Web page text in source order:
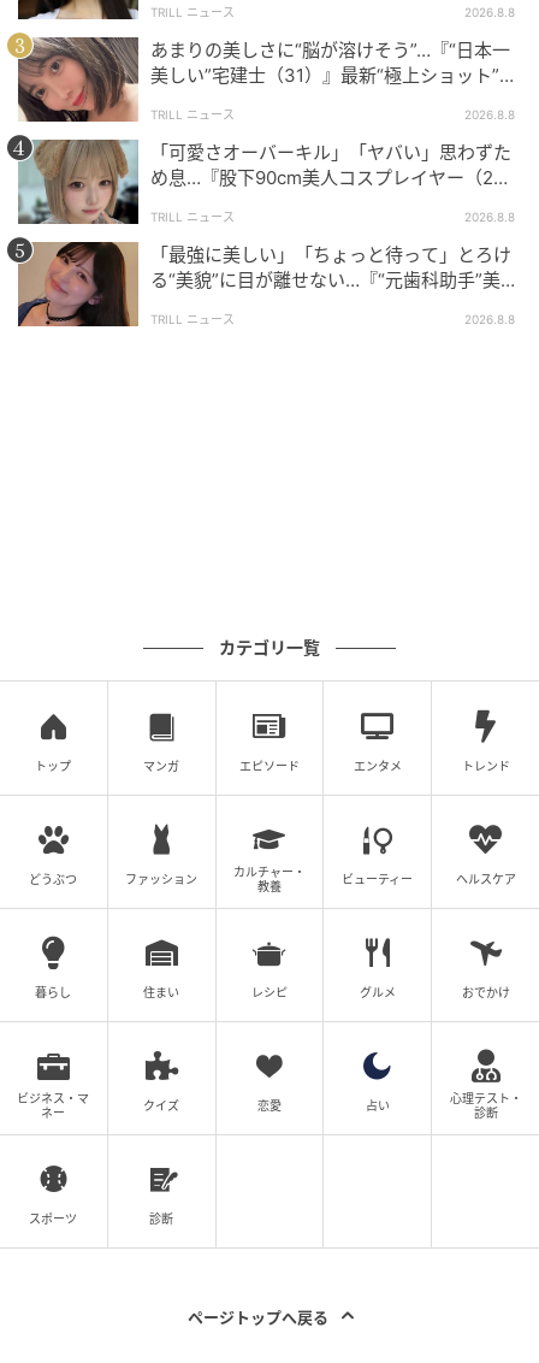
真島さんの投稿には、ファンから「素敵な景色ありが
とう」「本物ですか？CGみたい！」などのコメントが
寄せられました。
グランドキャニオンでの複数ショットを披露したこと
から、「なおみさんにグランドキャニオンをガイドし
てもらっているみたい」という声も見られました。
一方で、「いつも美しい」など真島さんのスタイルの
良さを絶賛する声も目立ちました。真島さんと絶景の
共演に「モデル、衣装、自然界、三位一体」と興奮す
@naomi_majima
び、読者モデルとしても活動していた。2018年にデビ
ューを果たすと、ドール系の端正なルックと華やかさ
で瞬く間に注目を集める。
ラジオ番組で「令和の愛人」と呼ばれたことをきっか
けに話題となり数々の雑誌の誌面を飾った。近年は
DJ・真島ナオミとしてイベントにも出演するなど、多
※記事内の写真は、ご本人のInstagram投稿をもとに
次の記事
#1 「ママ、生きてるよね？」寝ていると思
って部屋を開けたら
の記事をもっとみる
TRILL ニュース 2026.8.8
あまりの美しさに“脳が溶けそう”…『“日本一
美しい”宅建士（31）』最新“極上ショット”に
TRILL ニュース 2026.8.8
「可愛さオーバーキル」「ヤバい」思わずた
め息…『股下90cm美人コスプレイヤー（2
TRILL ニュース 2026.8.8
「最強に美しい」「ちょっと待って」とろけ
る“美貌”に目が離せない…『“元歯科助手”美女
TRILL ニュース 2026.8.8
カテゴリ一覧
トップ マンガ エピソード エンタメ トレンド
どうぶつ ファッション
カルチャー・
教養
ビューティー ヘルスケア
暮らし 住まい レシピ グルメ おでかけ
ビジネス・マ
ネー
クイズ 恋愛 占い
心理テスト・
診断
スポーツ 診断
ページトップへ戻る